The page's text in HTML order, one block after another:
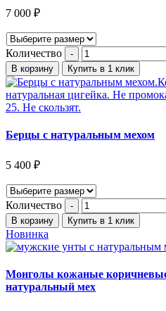
7 000 ₽
Количество
В корзину Купить в 1 клик
Берцы с натуральным мехом
5 400 ₽
Количество
В корзину Купить в 1 клик
Новинка
Монголы кожаные
натуральный мех